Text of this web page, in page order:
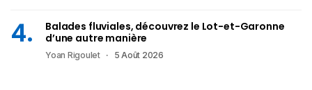
Balades fluviales, découvrez le Lot-et-Garonne
d’une autre manière
Yoan Rigoulet 5 Août 2026